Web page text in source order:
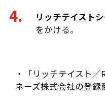
リッチテイスト
をかける。
・「リッチテイスト
ネーズ株式会社の登録